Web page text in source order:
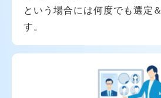
という場合には何度でも選定
す。